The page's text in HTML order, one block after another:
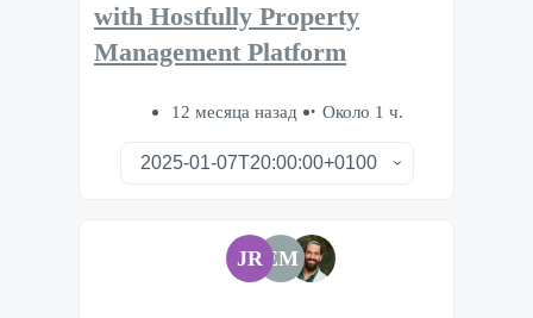
with Hostfully Property
Management Platform
12 месяца назад Около 1 ч.
JR EM